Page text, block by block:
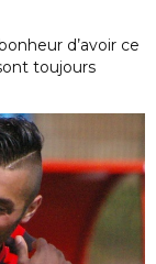
d’avoir ce
toujours